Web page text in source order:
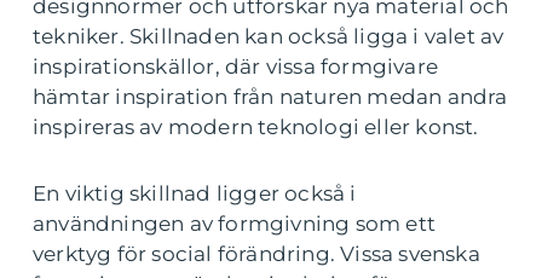
designnormer och utforskar nya material och
tekniker. Skillnaden kan också ligga i valet av
inspirationskällor, där vissa formgivare
hämtar inspiration från naturen medan andra
inspireras av modern teknologi eller konst.
En viktig skillnad ligger också i
användningen av formgivning som ett
verktyg för social förändring. Vissa svenska